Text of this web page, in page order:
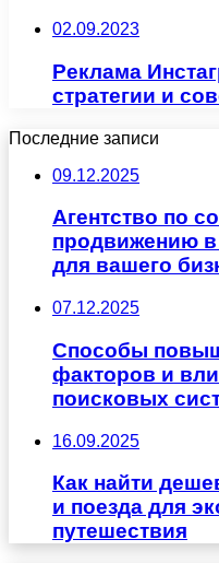
02.09.2023
Реклама
стратегии и
Последние записи
09.12.2025
Агентство по
продвижению
для вашего
07.12.2025
Способы
факторов и
поисковых
16.09.2025
Как найти
и поезда для
путешествия